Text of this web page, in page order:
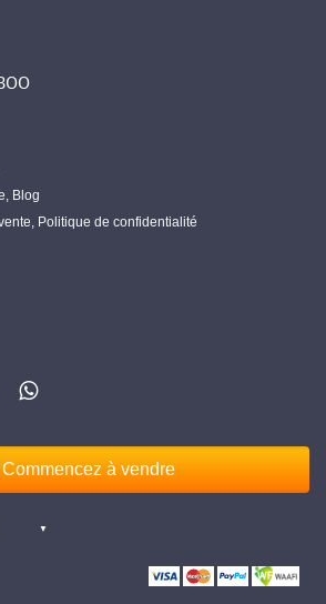
, Blog
, Politique de confidentialité
à vendre